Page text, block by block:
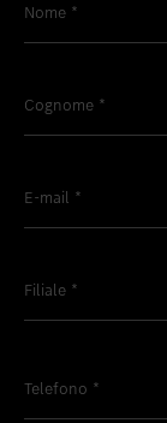
Nome *
Cognome *
E-mail *
Filiale *
Telefono *